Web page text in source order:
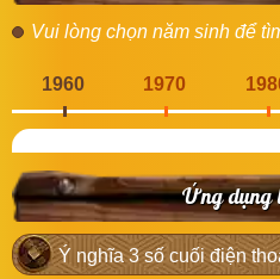
Vui lòng chọn năm sinh để
1960 1970
Ứng dụng
Ý nghĩa 3 số cuối điện